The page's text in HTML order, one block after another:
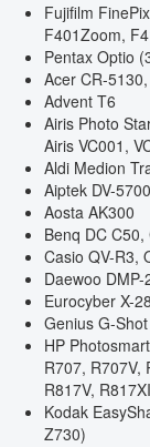
Fujifilm
F401Zoom,
Pentax Optio
Acer CR-
Advent T6
Airis Photo
Airis VC001,
Aldi Medion
Aiptek DV-5700
Aosta AK300
Benq DC
Casio QV-R3,
Daewoo DMP-
Eurocyber X-28
Genius G-
HP
R707, R707V,
R817V,
Kodak
Z730)